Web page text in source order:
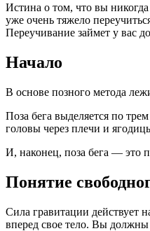
Истина о том, что вы
уже очень тяжело
Переучивание займет у вас
Начало
В основе позного метода
Поза бега выделяется по
головы через плечи и
И, наконец, поза бега — это
Понятие
Сила гравитации действует
вперед свое тело. Вы должны